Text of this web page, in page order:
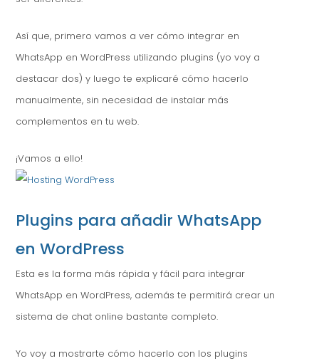
Así que, primero vamos a ver cómo integrar en
WhatsApp en WordPress utilizando plugins (yo voy a
destacar dos) y luego te explicaré cómo hacerlo
manualmente, sin necesidad de instalar más
complementos en tu web.
¡Vamos a ello!
Plugins para añadir WhatsApp
en WordPress
Esta es la forma más rápida y fácil para integrar
WhatsApp en WordPress, además te permitirá crear un
sistema de chat online bastante completo.
Yo voy a mostrarte cómo hacerlo con los plugins